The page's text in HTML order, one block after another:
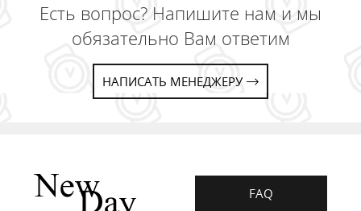
Есть вопрос? Напишите нам и мы
обязательно Вам ответим
НАПИСАТЬ МЕНЕДЖЕРУ
FAQ